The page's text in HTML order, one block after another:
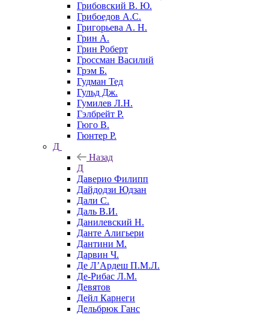
Грибовский В. Ю.
Грибоедов А.С.
Григорьева А. Н.
Грин А.
Грин Роберт
Гроссман Василий
Грэм Б.
Гудман Тед
Гульд Дж.
Гумилев Л.Н.
Гэлбрейт Р.
Гюго В.
Гюнтер Р.
Д
Назад
Д
Даверио Филипп
Дайдодзи Юдзан
Дали С.
Даль В.И.
Данилевский Н.
Данте Алигьери
Дантини М.
Дарвин Ч.
Де Л’Ардеш П.М.Л.
Де-Рибас Л.М.
Девятов
Дейл Карнеги
Дельбрюк Ганс